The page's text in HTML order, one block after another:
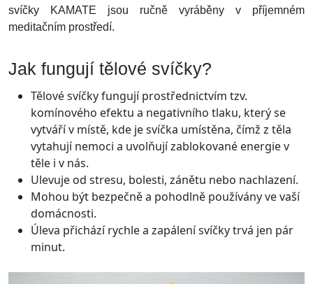
svíčky KAMATE jsou ručně vyráběny v příjemném
meditačním prostředí.
Jak fungují tělové svíčky?
Tělové svíčky fungují prostřednictvím tzv.
komínového efektu a negativního tlaku, který se
vytváří v místě, kde je svíčka umístěna, čímž z těla
vytahují nemoci a uvolňují zablokované energie v
těle i v nás.
Ulevuje od stresu, bolesti, zánětu nebo nachlazení.
Mohou být bezpečně a pohodlně používány ve vaší
domácnosti.
Úleva přichází rychle a zapálení svíčky trvá jen pár
minut.